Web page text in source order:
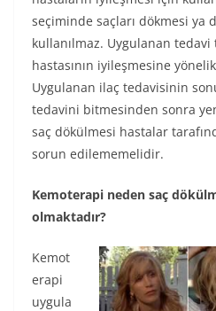
seçiminde saçları dökmesi ya
kullanılmaz. Uygulanan
hastasının iyileşmesine
Uygulanan ilaç tedavisinin
tedavini bitmesinden sonra
saç dökülmesi hastalar
sorun edilememelidir.
Kemoterapi neden saç
olmaktadır?
Kemot
erapi
uygula